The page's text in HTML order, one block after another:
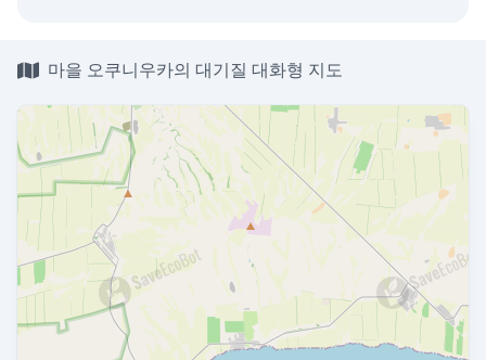
마을 오쿠니우카의 대기질 대화형 지도